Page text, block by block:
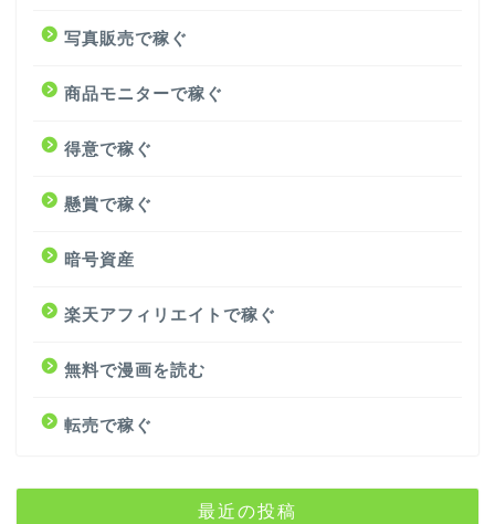
写真販売で稼ぐ
商品モニターで稼ぐ
得意で稼ぐ
懸賞で稼ぐ
暗号資産
楽天アフィリエイトで稼ぐ
無料で漫画を読む
転売で稼ぐ
最近の投稿